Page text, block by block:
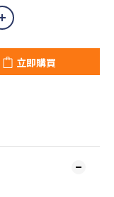
立即購買